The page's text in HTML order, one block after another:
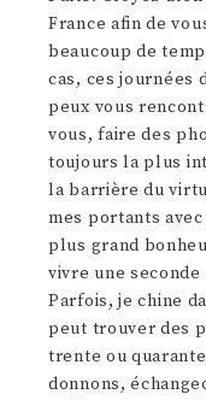
France afin de
beaucoup de
cas, ces journées
peux vous
vous, faire des
toujours la plus
la barrière du
mes portants
plus grand
vivre une seconde
Parfois, je chine
peut trouver des
trente ou
donnons,